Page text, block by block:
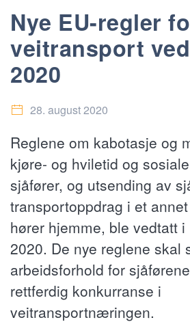
Nye EU-regler
veitransport
2020
28. august 2020
Reglene om kabotasje og
kjøre- og hviletid og
sjåfører, og utsending av
transportoppdrag i et
hører hjemme, ble vedtatt i
2020. De nye reglene skal
arbeidsforhold for
rettferdig konkurranse i
veitransportnæringen.